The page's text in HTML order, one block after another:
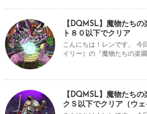
【DQMSL】魔物たちの
ト８０以下でクリア
こんにちは！レンです。 今
イリー）の『魔物たちの楽
【DQMSL】魔物たち
クＳ以下でクリア（ウェ